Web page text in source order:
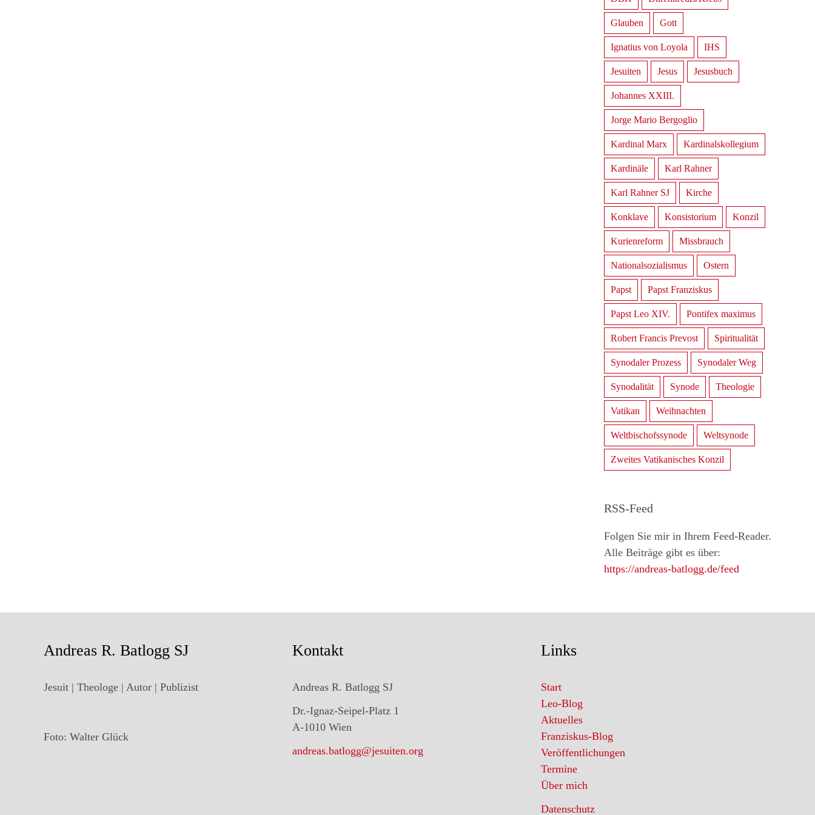
Glauben Gott
Ignatius von Loyola IHS
Jesuiten Jesus Jesusbuch
Johannes XXIII.
Jorge Mario Bergoglio
Kardinal Marx Kardinalskollegium
Kardinäle Karl Rahner
Karl Rahner SJ Kirche
Konklave Konsistorium Konzil
Kurienreform Missbrauch
Nationalsozialismus Ostern
Papst Papst Franziskus
Papst Leo XIV. Pontifex maximus
Robert Francis Prevost Spiritualität
Synodaler Prozess Synodaler Weg
Synodalität Synode Theologie
Vatikan Weihnachten
Weltbischofssynode Weltsynode
Zweites Vatikanisches Konzil
RSS-Feed
Folgen Sie mir in Ihrem Feed-Reader.
Alle Beiträge gibt es über:
https://andreas-batlogg.de/feed
Andreas R. Batlogg SJ
Jesuit | Theologe | Autor | Publizist
Foto: Walter Glück
Kontakt
Andreas R. Batlogg SJ
Dr.-Ignaz-Seipel-Platz 1
A-1010 Wien
andreas.batlogg@jesuiten.org
Links
Start
Leo-Blog
Aktuelles
Franziskus-Blog
Veröffentlichungen
Termine
Über mich
Datenschutz